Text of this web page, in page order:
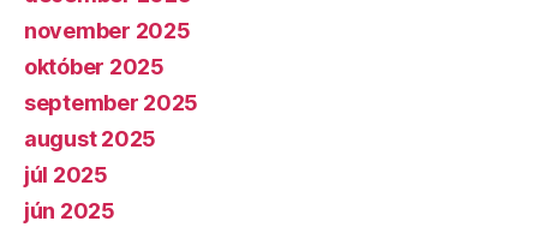
november 2025
október 2025
september 2025
august 2025
júl 2025
jún 2025